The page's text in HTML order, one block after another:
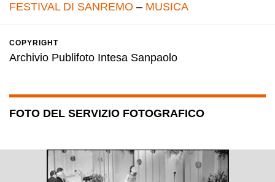
FESTIVAL DI SANREMO – MUSICA
COPYRIGHT
Archivio Publifoto Intesa Sanpaolo
FOTO DEL SERVIZIO FOTOGRAFICO